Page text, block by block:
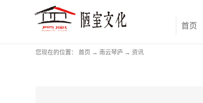
首页
您现在的位置： 首页 → 南云琴庐 → 资讯